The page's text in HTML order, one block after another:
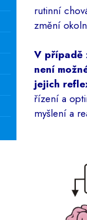
rutinní
změní
V případě
není
jejich
řízení a
myšlení a